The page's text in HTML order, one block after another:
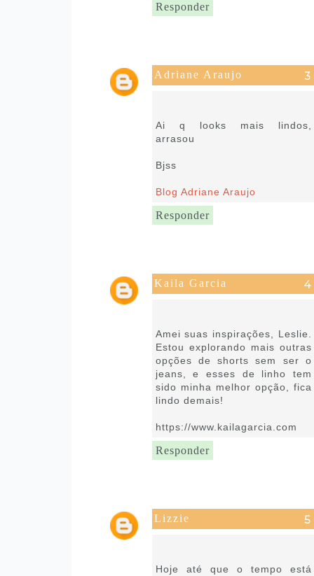
Responder
Adriane Araujo
Ai q looks mais lindos,
arrasou
Bjss
Blog Adriane Araujo
Responder
Kaila Garcia
Amei suas inspirações, Leslie.
Estou explorando mais outras
opções de shorts sem ser o
jeans, e esses de linho tem
sido minha melhor opção, fica
lindo demais!
https://www.kailagarcia.com
Responder
Lizzie
Hoje até que o tempo está